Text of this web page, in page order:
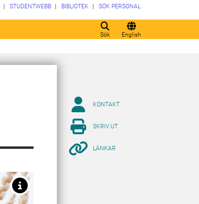
Sök English
STUDENTWEBB BIBLIOTEK SÖK PERSONAL
KONTAKT
SKRIV UT
LÄNKAR